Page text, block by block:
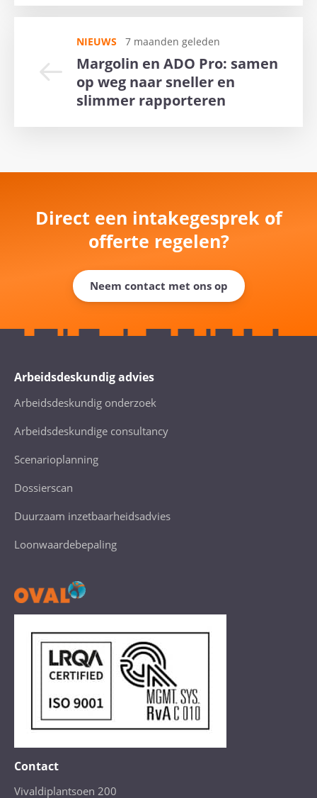
NIEUWS 7 maanden geleden
Margolin en ADO Pro: samen
op weg naar sneller en
slimmer rapporteren
Direct een intakegesprek of
offerte regelen?
Neem contact met ons op
Arbeidsdeskundig advies
Arbeidsdeskundig onderzoek
Arbeidsdeskundige consultancy
Scenarioplanning
Dossierscan
Duurzaam inzetbaarheidsadvies
Loonwaardebepaling
Contact
Vivaldiplantsoen 200